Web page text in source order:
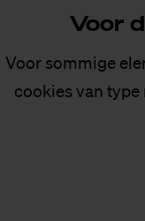
Voor
Voor sommige
cookies van type